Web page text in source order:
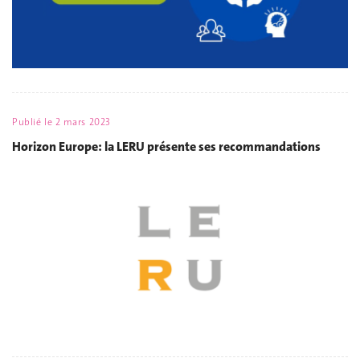
Publié le 2 mars 2023
Horizon Europe: la LERU présente ses recommandations